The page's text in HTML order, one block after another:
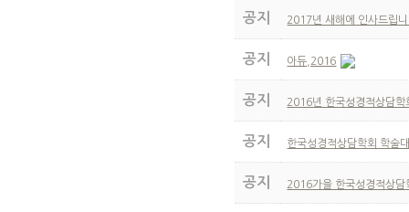
공지 2017년 새해에 인사드립
공지 아듀,2016
공지 2016년 한국성경적상담학
공지 한국성경적상담학회 학술
공지 2016가을 한국성경적상담